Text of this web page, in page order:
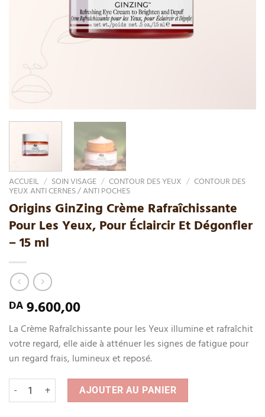
ACCUEIL / SOIN VISAGE / CONTOUR DES YEUX / CONTOUR DES
YEUX ANTI CERNES / ANTI POCHES
Origins GinZing Crème Rafraîchissante
Pour Les Yeux, Pour Éclaircir Et Dégonfler
– 15 ml
DA 9.600,00
La Crème Rafraîchissante pour les Yeux illumine et rafraîchit
votre regard, elle aide à atténuer les signes de fatigue pour
un regard frais, lumineux et reposé.
quantité de Origins GinZing Crème Rafraîchissante Pour Les Yeux,
AJOUTER AU PANIER